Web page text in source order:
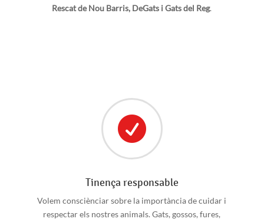
Rescat de Nou Barris, DeGats i Gats del Reg.

Tinença responsable
Volem consciènciar sobre la importància de cuidar i
respectar els nostres animals. Gats, gossos, fures,